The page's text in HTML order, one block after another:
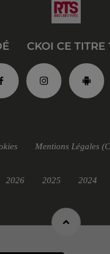
CKOI CE TITRE
Mentions Légales
2026 2025 2024